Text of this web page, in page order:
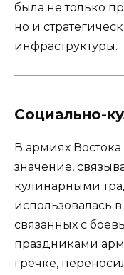
была не только
но и
инфраструктуры.
Социально-
В армиях
значение,
кулинарными
использовалась
связанных с
праздниками
гречке,